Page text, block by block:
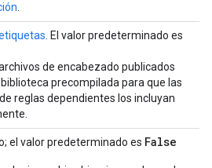
. El valor predeterminado es
de encabezado publicados
precompilada para que las
reglas dependientes los incluyan
el valor predeterminado es False